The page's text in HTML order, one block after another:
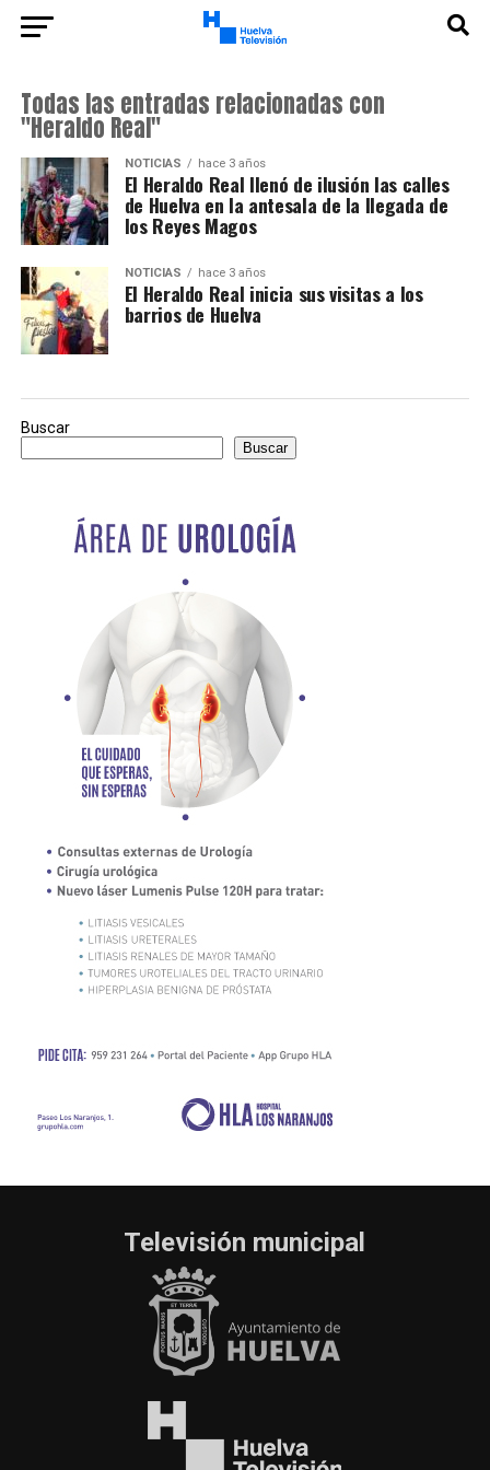
Todas las entradas relacionadas con
"Heraldo Real"
NOTICIAS hace 3 años
El Heraldo Real llenó de ilusión las calles
de Huelva en la antesala de la llegada de
los Reyes Magos
NOTICIAS hace 3 años
El Heraldo Real inicia sus visitas a los
barrios de Huelva
Buscar
Buscar
Televisión municipal